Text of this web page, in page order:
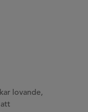
lovande,